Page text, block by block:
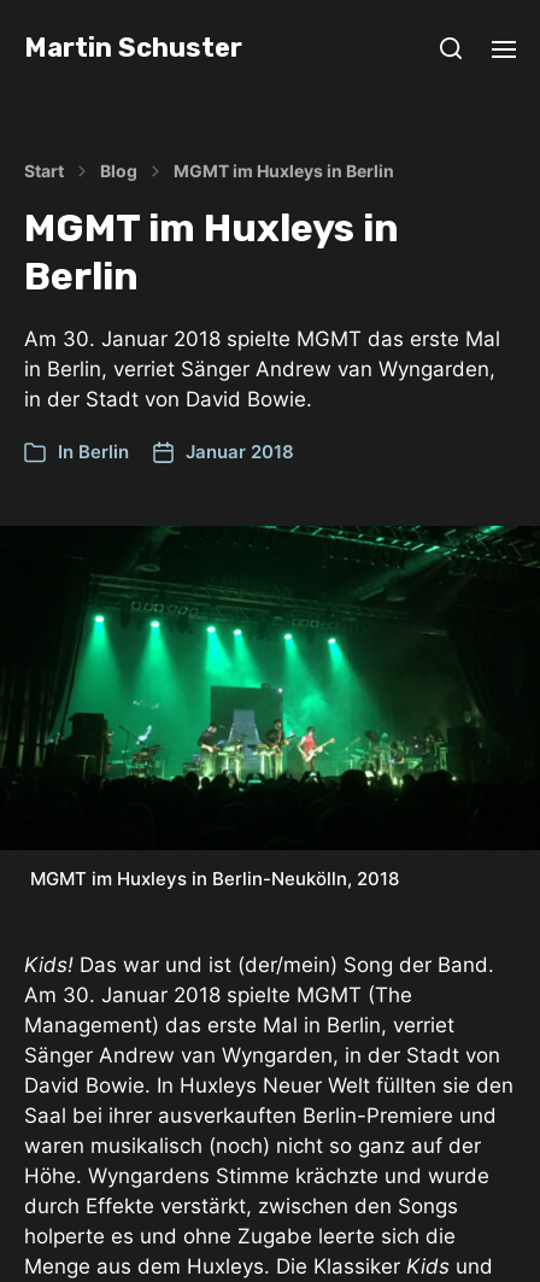
Martin Schuster
Start Blog MGMT im Huxleys in Berlin
MGMT im Huxleys in
Berlin
Am 30. Januar 2018 spielte MGMT das erste Mal
in Berlin, verriet Sänger Andrew van Wyngarden,
in der Stadt von David Bowie.
In Berlin Januar 2018
MGMT im Huxleys in Berlin-Neukölln, 2018
Kids! Das war und ist (der/mein) Song der Band.
Am 30. Januar 2018 spielte MGMT (The
Management) das erste Mal in Berlin, verriet
Sänger Andrew van Wyngarden, in der Stadt von
David Bowie. In Huxleys Neuer Welt füllten sie den
Saal bei ihrer ausverkauften Berlin-Premiere und
waren musikalisch (noch) nicht so ganz auf der
Höhe. Wyngardens Stimme krächzte und wurde
durch Effekte verstärkt, zwischen den Songs
holperte es und ohne Zugabe leerte sich die
Menge aus dem Huxleys. Die Klassiker Kids und